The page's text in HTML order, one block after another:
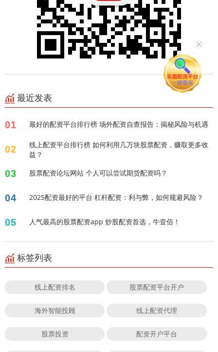
最近发表
01 最好的配资平台排行榜 场外配资自查报告：揭秘风险与机遇
02
线上配资平台排行榜 如何利用几万块股票配资，赚取更多收
益？
03 股票配资论坛网站 个人可以尝试期货配资吗？
04 2025配资最好的平台 杠杆配资：利与弊，如何规避风险？
05 人气最高的股票配资app 炒股配资首选，牛壹佰！
标签列表
线上配资排名 股票配资平台开户
海外智能投顾 线上配资代理
股票投资 配资开户平台